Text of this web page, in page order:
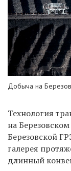
Добыча на
Технология
на
Березовской
галерея
длинный